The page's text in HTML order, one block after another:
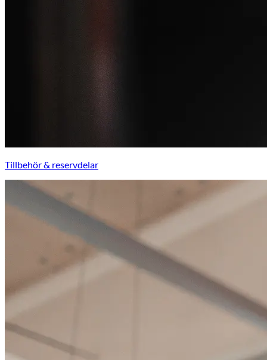
Tillbehör & reservdelar